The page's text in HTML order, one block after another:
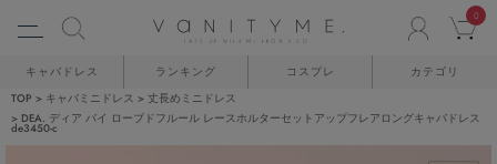
0
キャバドレス ランキング コスプレ カテゴリ
TOP キャバミニドレス
丈長めミニドレス
DEA. ディア バイ ローブドフルール レースホルターセットアップフレアロングキャバドレス
de3450-c